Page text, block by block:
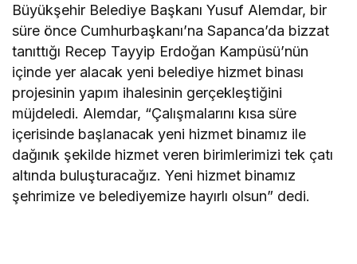
Büyükşehir Belediye Başkanı Yusuf Alemdar, bir
süre önce Cumhurbaşkanı’na Sapanca’da bizzat
tanıttığı Recep Tayyip Erdoğan Kampüsü’nün
içinde yer alacak yeni belediye hizmet binası
projesinin yapım ihalesinin gerçekleştiğini
müjdeledi. Alemdar, “Çalışmalarını kısa süre
içerisinde başlanacak yeni hizmet binamız ile
dağınık şekilde hizmet veren birimlerimizi tek çatı
altında buluşturacağız. Yeni hizmet binamız
şehrimize ve belediyemize hayırlı olsun” dedi.